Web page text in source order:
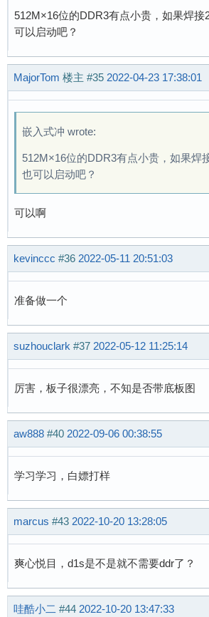
512M×16位的DDR3有点小贵，如果焊接
可以启动吧？
MajorTom 楼主 #35 2022-04-23 17:38:01
嵌入式冲 wrote:
512M×16位的DDR3有点小贵，如果焊
也可以启动吧？
可以啊
kevinccc #36 2022-05-11 20:51:03
准备做一个
suzhouclark #37 2022-05-12 11:25:14
厉害，板子很漂亮，不知是否带底板图
aw888 #40 2022-09-06 00:38:55
学习学习，白嫖打样
marcus #43 2022-10-20 13:28:05
爽心悦目，d1s是不是就不需要ddr了？
哇酷小二 #44 2022-10-20 13:47:33